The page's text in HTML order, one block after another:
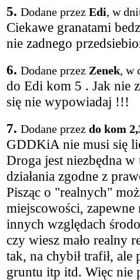
5. Dodane przez Edi, w
Ciekawe granatami
nie zadnego
6. Dodane przez Zenek, w
do Edi kom 5 . Jak nie
się nie wypowiadaj !!!
7. Dodane przez do kom
GDDKiA nie musi się
Droga jest niezbędna
działania zgodne z
Pisząc o "realnych"
miejscowości, zapewne
innych względach
czy wiesz mało realny
tak, na chybił trafił,
gruntu itp itd. Więc nie